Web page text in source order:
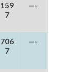
159
7
—-
706
7
—-